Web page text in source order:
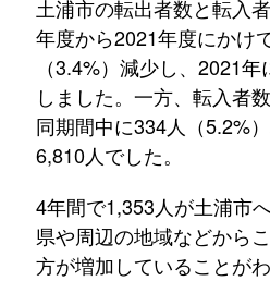
土浦市の転出者数と転入
年度から2021年度にかけ
（3.4%）減少し、2021
しました。一方、転入者
同期間中に334人（5.2%
6,810人でした。
4年間で1,353人が土浦市
県や周辺の地域などから
方が増加していることがわ